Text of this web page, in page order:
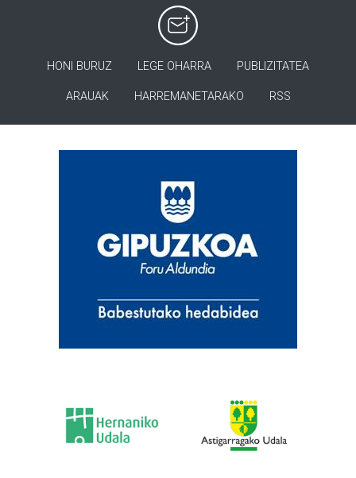
HONI BURUZ LEGE OHARRA PUBLIZITATEA
ARAUAK HARREMANETARAKO RSS